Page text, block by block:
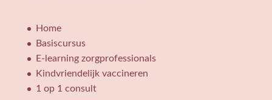
Home
Basiscursus
E-learning zorgprofessionals
Kindvriendelijk vaccineren
1 op 1 consult